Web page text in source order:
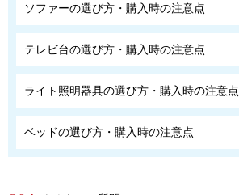
ソファーの選び方・購入時の注意点
テレビ台の選び方・購入時の注意点
ライト照明器具の選び方・購入時の注意点
ベッドの選び方・購入時の注意点